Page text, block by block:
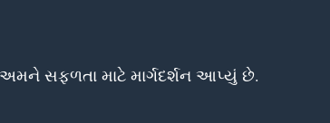
સફળતા માટે માર્ગદર્શન આપ્યું છે.